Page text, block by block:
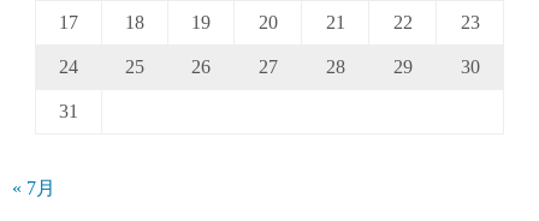
17 18 19 20 21 22 23
24 25 26 27 28 29 30
31
« 7月